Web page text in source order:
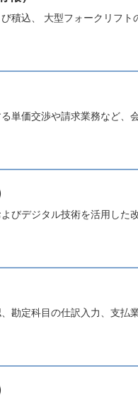
積込、 大型フォークリフト
単価交渉や請求業務など、
びデジタル技術を活用した
勘定科目の仕訳入力、支払